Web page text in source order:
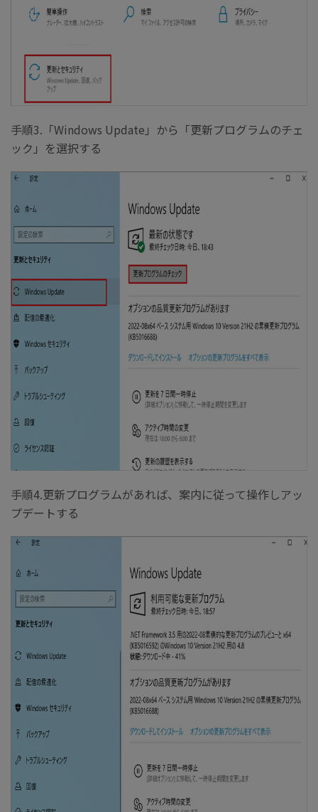
手順3.「Windows Update」から「更新プログラムのチェ
ック」を選択する
手順4.更新プログラムがあれば、案内に従って操作しアッ
プデートする